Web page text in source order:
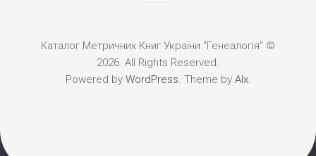
Каталог Метричних Книг України "Генеалогія" ©
2026. All Rights Reserved.
Powered by WordPress. Theme by Alx.